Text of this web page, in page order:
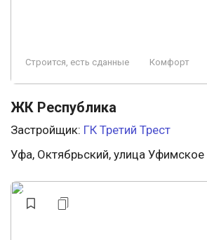
Строится, есть сданные Комфорт
ЖК Республика
Застройщик: ГК Третий Трест
Уфа, Октябрьский, улица